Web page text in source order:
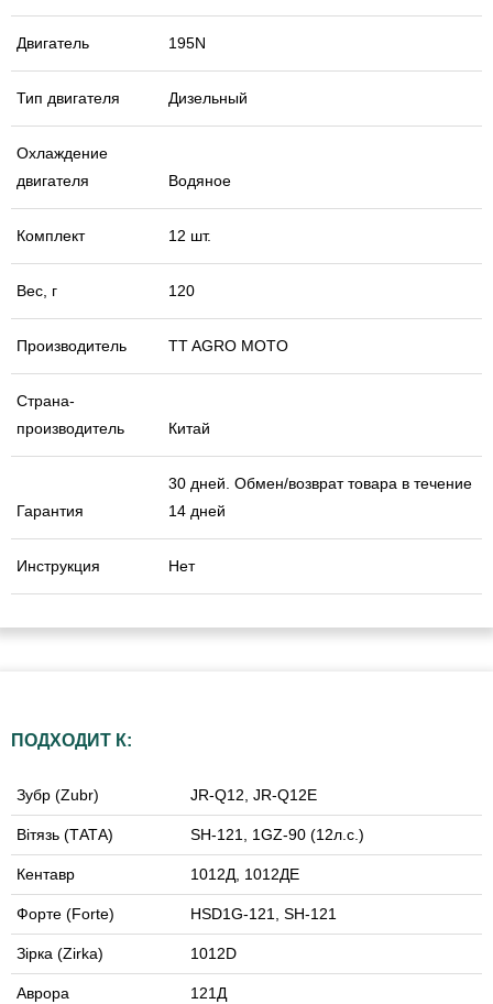
Двигатель 195N
Тип двигателя Дизельный
Охлаждение
двигателя
Водяное
Комплект 12 шт.
Вес, г 120
Производитель TT AGRO MOTO
Страна-
производитель
Китай
Гарантия
30 дней. Обмен/возврат товара в течение
14 дней
Инструкция Нет
ПОДХОДИТ К:
Зубр (Zubr) JR-Q12, JR-Q12E
Вітязь (ТАТА) SH-121, 1GZ-90 (12л.с.)
Кентавр 1012Д, 1012ДЕ
Форте (Forte) HSD1G-121, SH-121
Зірка (Zirka) 1012D
Аврора 121Д